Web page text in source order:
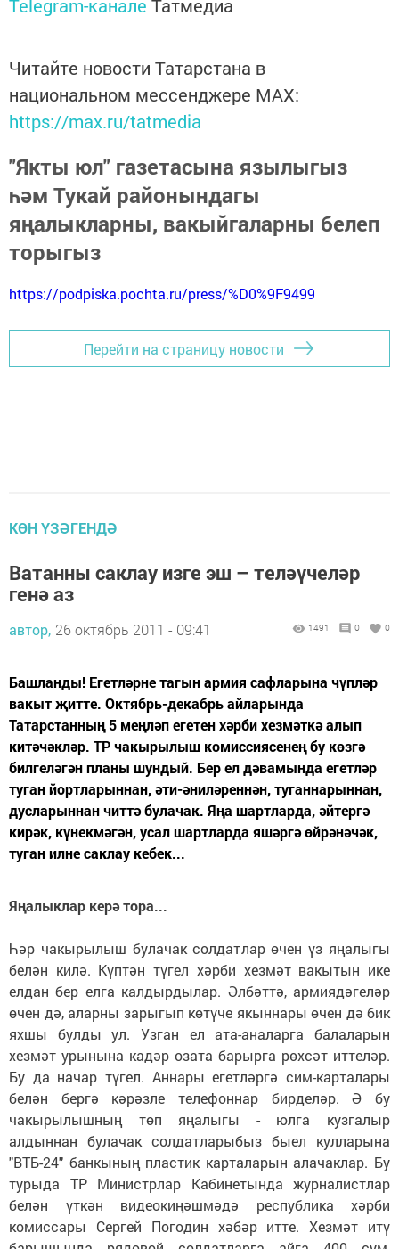
Telegram-канале Татмедиа
Читайте новости Татарстана в
национальном мессенджере MАХ:
https://max.ru/tatmedia
"Якты юл" газетасына язылыгыз
һәм Тукай районындагы
яңалыкларны, вакыйгаларны белеп
торыгыз
https://podpiska.pochta.ru/press/%D0%9F9499
Перейти на страницу новости
КӨН ҮЗӘГЕНДӘ
Ватанны саклау изге эш – теләүчеләр
генә аз
автор, 26 октябрь 2011 - 09:41 1491 0 0
Башланды! Егетләрне тагын армия сафларына чүпләр
вакыт җитте. Октябрь-декабрь айларында
Татарстанның 5 меңләп егетен хәрби хезмәткә алып
китәчәкләр. ТР чакырылыш комиссиясенең бу көзгә
билгеләгән планы шундый. Бер ел дәвамында егетләр
туган йортларыннан, әти-әниләреннән, туганнарыннан,
дусларыннан читтә булачак. Яңа шартларда, әйтергә
кирәк, күнекмәгән, усал шартларда яшәргә өйрәнәчәк,
туган илне саклау кебек...
Яңалыклар керә тора...
Һәр чакырылыш булачак солдатлар өчен үз яңалыгы
белән килә. Күптән түгел хәрби хезмәт вакытын ике
елдан бер елга калдырдылар. Әлбәттә, армиядәгеләр
өчен дә, аларны зарыгып көтүче якыннары өчен дә бик
яхшы булды ул. Узган ел ата-аналарга балаларын
хезмәт урынына кадәр озата барырга рөхсәт иттеләр.
Бу да начар түгел. Аннары егетләргә сим-карталары
белән бергә кәрәзле телефоннар бирделәр. Ә бу
чакырылышның төп яңалыгы - юлга кузгалыр
алдыннан булачак солдатларыбыз быел кулларына
"ВТБ-24" банкының пластик карталарын алачаклар. Бу
турыда ТР Министрлар Кабинетында журналистлар
белән үткән видеокиңәшмәдә республика хәрби
комиссары Сергей Погодин хәбәр итте. Хезмәт итү